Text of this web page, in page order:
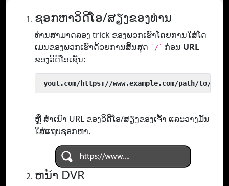
ຊອກຫາວິດີໂອ/ສຽງຂອງທ່ານ
ທ່ານສາມາດລອງ trick ຂອງພວກເຮົາໂດຍການໃສ່ໂດ
ເມນຂອງພວກເຮົາດ້ວຍການສິ້ນສຸດ `/` ກ່ອນ URL
ຂອງວິດີໂອເຊັ່ນ:
yout.com/https://www.example.com/path/to/
ຫຼື ສຳເນົາ URL ຂອງວິດີໂອ/ສຽງຂອງເຈົ້າ ແລະວາງມັນ
ໃສ່ແຖບຊອກຫາ.
ຫນ້າ DVR